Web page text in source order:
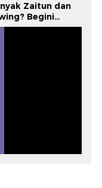
Zaitun dan
Begini